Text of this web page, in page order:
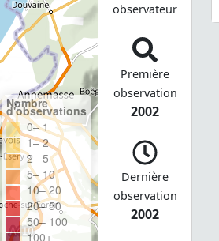
Nombre
d'observations
0– 1
1– 2
2– 5
5– 10
10– 20
20– 50
50– 100
100+
observateur
Première
observation
2002
Dernière
observation
2002